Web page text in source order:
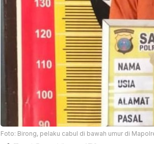
Foto: Birong, pelaku cabul di bawah umur di